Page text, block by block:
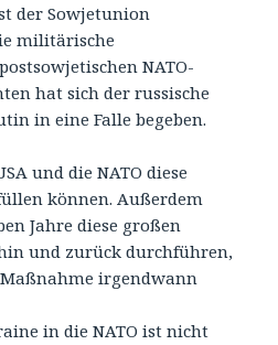
der Sowjetunion
militärische
NATO-
hat sich der russische
in eine Falle begeben.
und die NATO diese
können. Außerdem
Jahre diese großen
und zurück durchführen,
irgendwann
in die NATO ist nicht